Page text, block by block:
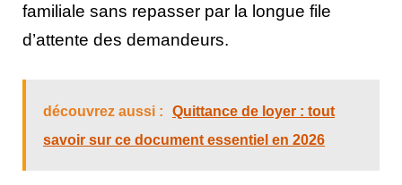
familiale sans repasser par la longue file
d’attente des demandeurs.
découvrez aussi :
Quittance de loyer : tout
savoir sur ce document essentiel en 2026